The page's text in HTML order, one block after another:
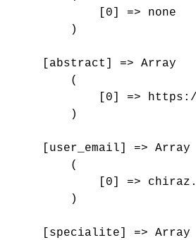
            [0] => none
        )
    [abstract] => Array
        (
[0] =>
        )
    [user_email] => Array
        (
[0] =>
        )
    [specialite] => Array